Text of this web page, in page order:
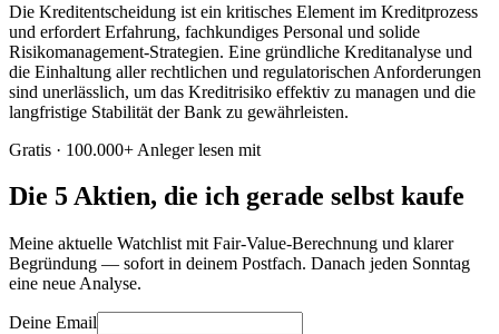
Die Kreditentscheidung ist ein kritisches Element im Kreditprozess
und erfordert Erfahrung, fachkundiges Personal und solide
Risikomanagement-Strategien. Eine gründliche Kreditanalyse und
die Einhaltung aller rechtlichen und regulatorischen Anforderungen
sind unerlässlich, um das Kreditrisiko effektiv zu managen und die
langfristige Stabilität der Bank zu gewährleisten.
Gratis · 100.000+ Anleger lesen mit
Die 5 Aktien, die ich gerade selbst kaufe
Meine aktuelle Watchlist mit Fair-Value-Berechnung und klarer
Begründung — sofort in deinem Postfach. Danach jeden Sonntag
eine neue Analyse.
Deine Email